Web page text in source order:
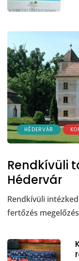
HÉDERVÁR
Rendkívüli
Hédervár
Rendkívüli
fertőzés